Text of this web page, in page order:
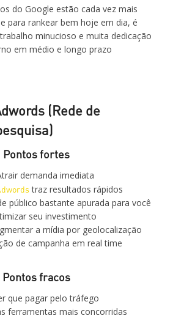
do Google estão cada vez mais
para rankear bem hoje em dia, é
minucioso e muita dedicação
em médio e longo prazo
(Rede de
Pontos fortes
demanda imediata
traz resultados rápidos
público bastante apurada para você
seu investimento
a mídia por geolocalização
de campanha em real time
Pontos fracos
que pagar pelo tráfego
ferramentas mais concorridas